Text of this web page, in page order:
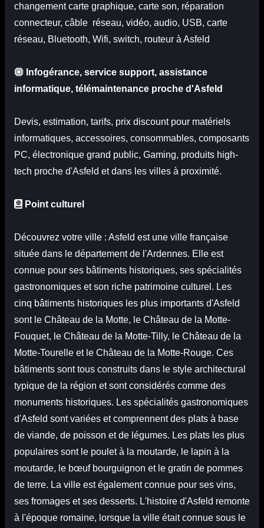
changement carte graphique, carte son, réparation
connecteur, câble réseau, vidéo, audio, USB, carte
réseau, Bluetooth, Wifi, switch, routeur à Asfeld
Infogérance, service support, assistance
informatique, télémaintenance proche d'Asfeld
Devis, estimation, tarifs, prix discount pour matériels
informatiques, accessoires, consommables, composants
PC, électronique grand public, Gaming, produits high-
tech proche d'Asfeld et dans les villes à proximité.
Point culturel
Découvrez votre ville : Asfeld est une ville française
située dans le département de l'Ardennes. Elle est
connue pour ses bâtiments historiques, ses spécialités
gastronomiques et son riche patrimoine culturel. Les
cinq bâtiments historiques les plus importants d'Asfeld
sont le Château de la Motte, le Château de la Motte-
Fouquet, le Château de la Motte-Tilly, le Château de la
Motte-Tourelle et le Château de la Motte-Rouge. Ces
bâtiments sont tous construits dans le style architectural
typique de la région et sont considérés comme des
monuments historiques. Les spécialités gastronomiques
d'Asfeld sont variées et comprennent des plats à base
de viande, de poisson et de légumes. Les plats les plus
populaires sont le poulet à la moutarde, le lapin à la
moutarde, le bœuf bourguignon et le gratin de pommes
de terre. La ville est également connue pour ses vins,
ses fromages et ses desserts. L'histoire d'Asfeld remonte
à l'époque romaine, lorsque la ville était connue sous le